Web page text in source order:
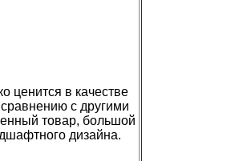
ценится в качестве
с другими
товар, большой
дизайна.